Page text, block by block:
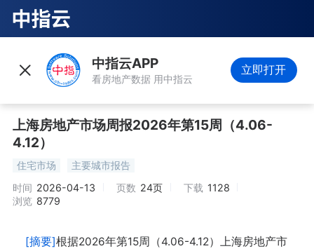
中指云APP
看房地产数据 用中指云
立即打开
上海房地产市场周报2026年第15周（4.06-
4.12）
住宅市场
主要城市报告
时间 2026-04-13 页数 24页 下载 1128
浏览 8779
[摘要]根据2026年第15周（4.06-4.12）上海房地产市